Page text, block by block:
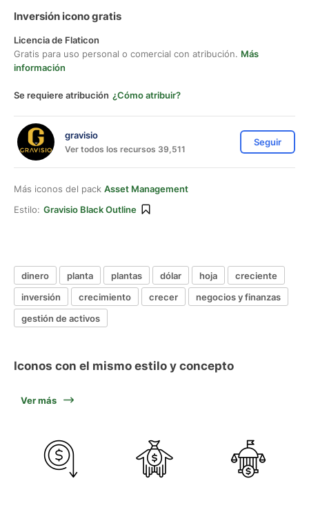
Inversión icono gratis
Licencia de Flaticon
Gratis para uso personal o comercial con atribución. Más
información
Se requiere atribución ¿Cómo atribuir?
gravisio
Ver todos los recursos 39,511
Seguir
Más iconos del pack Asset Management
Estilo: Gravisio Black Outline
dinero planta plantas dólar hoja
creciente
inversión
crecimiento crecer
negocios y finanzas
gestión de activos
Iconos con el mismo estilo y concepto
Ver más